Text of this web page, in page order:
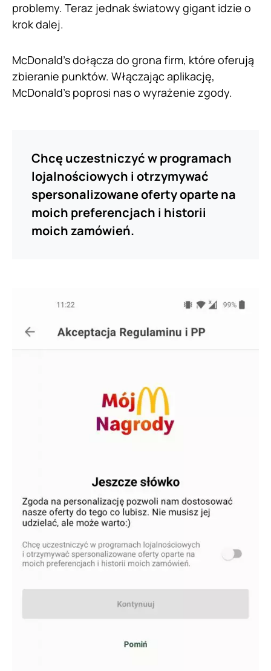
problemy. Teraz jednak światowy gigant idzie o
krok dalej.
McDonald’s dołącza do grona firm, które oferują
zbieranie punktów. Włączając aplikację,
McDonald’s poprosi nas o wyrażenie zgody.
Chcę uczestniczyć w programach
lojalnościowych i otrzymywać
spersonalizowane oferty oparte na
moich preferencjach i historii
moich zamówień.